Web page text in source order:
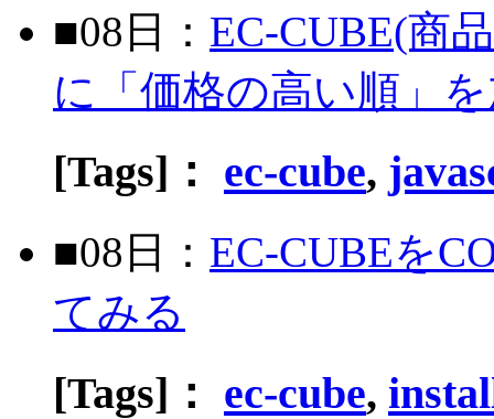
■08日： EC-CUBE(商
に「価格の高い順」
[Tags]： ec-cube,
■08日： EC-CUBEを
てみる
[Tags]： ec-cube,